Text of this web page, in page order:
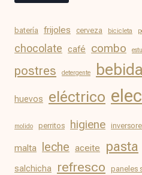
batería frijoles cerveza bicicleta
chocolate café combo
postres detergente
huevos eléctrico
molido perritos higiene
malta leche aceite pasta
salchicha refresco paneles